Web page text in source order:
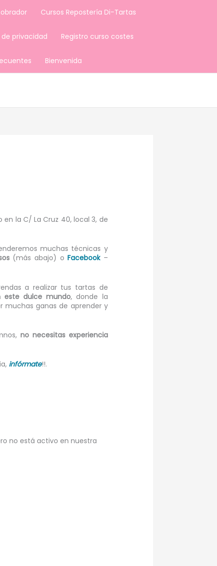
Cursos Repostería Di-Tartas
privacidad Registro curso costes
Bienvenida
la C/ La Cruz 40, local 3, de
muchas técnicas y
(más abajo) oFacebook–
a realizar tus tartas de
este dulce mundo, donde la
muchas ganas de aprender y
no necesitas experiencia
infórmate!!.
no está activo en nuestra